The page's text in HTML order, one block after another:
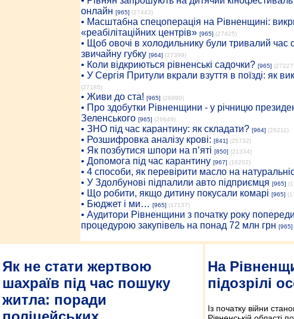
онлайн [965] (27443)
• Масштабна спецоперація на Рівненщині:
«реабілітаційних центрів» [965] (27425)
• Щоб овочі в холодильнику були тривалий час
звичайну губку [964] (27399)
• Коли відкриються рівненські садочки? [965]
• У Сергія Притули вкрали взуття в поїзді: як
(27185)
• Живи до ста! [965] (26990)
• Про здобутки Рівненщини - у річницю
Зеленського [965] (26649)
• ЗНО під час карантину: як складати? [964] (26211)
• Розшифровка аналізу крові: [841] (25732)
• Як позбутися шпори на п’яті [850] (21334)
• Допомога під час карантину [967] (18202)
• 4 способи, як перевірити масло на
• У Здолбунові підпалили авто підприємця [965]
• Що робити, якщо дитину покусали комарі [965]
• Бюджет і ми… [965] (17137)
• Аудитори Рівненщини з початку року
процедурою закупівель на понад 72 млн грн [965]
Як не стати жертвою
шахраїв під час пошуку
житла: поради
На
підозрілі
Із початку війни